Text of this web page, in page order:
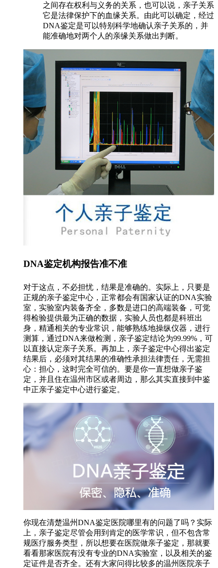
之间存在权利与义务的关系，也可以说，亲子关系
它是法律保护下的血缘关系。由此可以确定，经过
DNA鉴定是可以特别科学地确认亲子关系的，并
能准确地对两个人的亲缘关系做出判断。
DNA鉴定机构报告准不准
对于这点，不必担忧，结果是准确的。实际上，只要是
正规的亲子鉴定中心，正常都会有国家认证的DNA实验
室，实验室内装备齐全，多数是进口的高端装备，可觉
得检验提供最为正确的数据，实验人员也都是科班出
身，精通相关的专业常识，能够熟练地操纵仪器，进行
测算，通过DNA来做检测，亲子鉴定结论为99.99%，可
以直接认定亲子关系。再加上，亲子鉴定中心得出鉴定
结果后，必须对其结果的准确性承担法律责任，无需担
心：担心，这时完全可信的。要是你一直想做亲子鉴
定，并且住在温州市区或者周边，那么其实直接到中鉴
中正亲子鉴定中心进行鉴定。
你现在清楚温州DNA鉴定医院哪里有的问题了吗？实际
上，亲子鉴定尽管会用到肯定的医学常识，但不包含常
规医疗服务类型，所以想要在医院做亲子鉴定，那就要
看看那家医院有没有专业的DNA实验室，以及相关的鉴
定证件是否齐全。还有大家问得比较多的温州医院亲子